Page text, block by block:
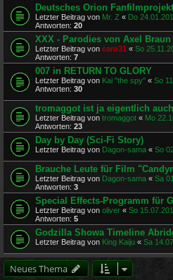
Deutsches Orion Fanfilmprojekt
Letzter Beitrag von Mr. Z « Do
Antworten: 20
XXX - Parodies von Axel Braun
Letzter Beitrag von caro31 « So
Antworten: 7
007 in RETURN TO GLORY
Letzter Beitrag von Kai "the spy" « So
Antworten: 30
tromaggot ist ja eigentlich
Letzter Beitrag von tromaggot « Mo
Antworten: 23
Day by Day (Sci-Fi Story)
Letzter Beitrag von Dagon-sama « So
Brauche Leute für Film
Letzter Beitrag von Dagon-sama « Sa
Antworten: 3
Special Effects-Programm für
Letzter Beitrag von oliver « So
Antworten: 5
Godzilla Showa Timeline
Letzter Beitrag von King Kaiju « Sa
Neues Thema